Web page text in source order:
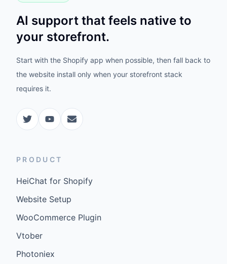
AI support that feels native to
your storefront.
Start with the Shopify app when possible, then fall back to
the website install only when your storefront stack
requires it.
PRODUCT
HeiChat for Shopify
Website Setup
WooCommerce Plugin
Vtober
Photoniex